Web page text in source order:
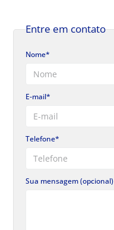
Entre em contato
Nome*
E-mail*
Telefone*
Sua mensagem (opcional)